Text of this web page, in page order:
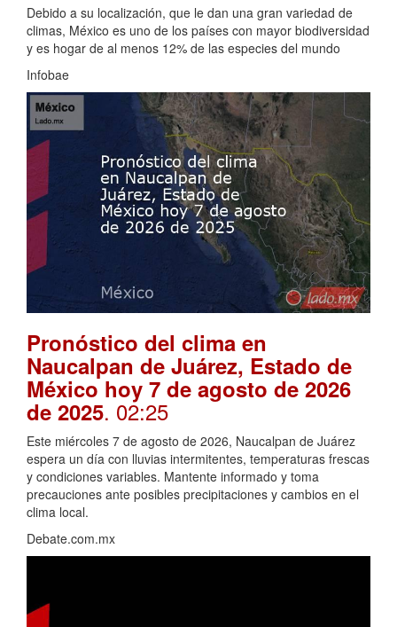
Debido a su localización, que le dan una gran variedad de
climas, México es uno de los países con mayor biodiversidad
y es hogar de al menos 12% de las especies del mundo
Infobae
Pronóstico del clima en
Naucalpan de Juárez, Estado de
México hoy 7 de agosto de 2026
de 2025. 02:25
Este miércoles 7 de agosto de 2026, Naucalpan de Juárez
espera un día con lluvias intermitentes, temperaturas frescas
y condiciones variables. Mantente informado y toma
precauciones ante posibles precipitaciones y cambios en el
clima local.
Debate.com.mx